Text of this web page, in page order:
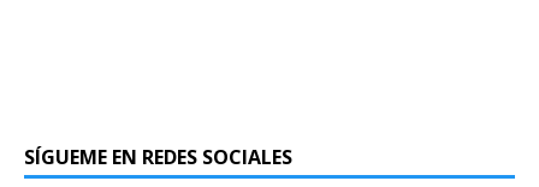
SÍGUEME EN REDES SOCIALES